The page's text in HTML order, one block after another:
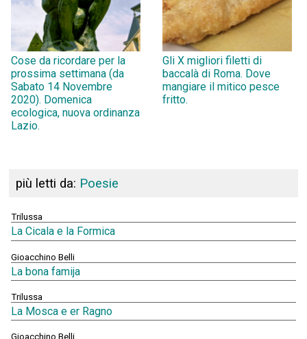
Cose da ricordare per la
prossima settimana (da
Sabato 14 Novembre
2020). Domenica
ecologica, nuova ordinanza
Lazio.
Gli X migliori filetti di
baccalà di Roma. Dove
mangiare il mitico pesce
fritto.
più letti da: Poesie
Trilussa
La Cicala e la Formica
Gioacchino Belli
La bona famija
Trilussa
La Mosca e er Ragno
Gioacchino Belli